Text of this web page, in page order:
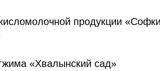
продукции
«Хвалынский сад»